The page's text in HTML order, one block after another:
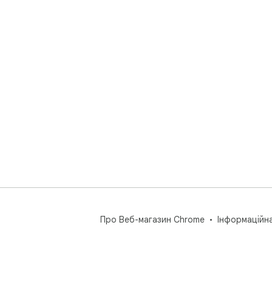
Про Веб-магазин Chrome